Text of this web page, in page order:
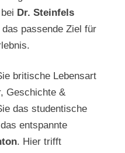
Dr. Steinfels
passende Ziel für
britische Lebensart
Geschichte &
das studentische
entspannte
. Hier trifft